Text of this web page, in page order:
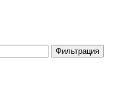
Фильтрация